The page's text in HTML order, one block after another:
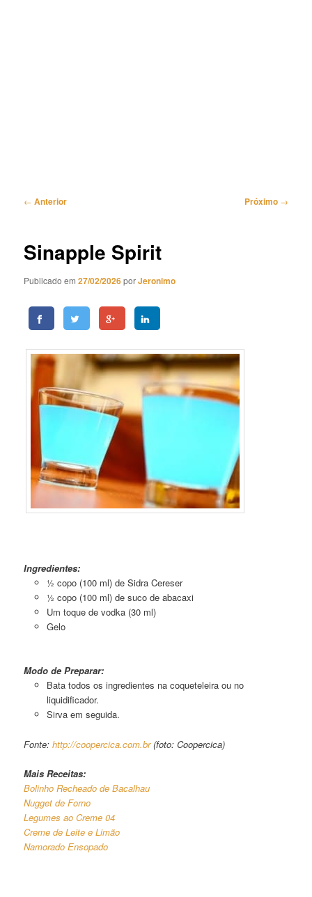
Navegação
← Anterior Próximo →
Sinapple Spirit
Publicado em27/02/2026porJeronimo
Ingredientes:
½ copo (100 ml) de Sidra Cereser
½ copo (100 ml) de suco de abacaxi
Um toque de vodka (30 ml)
Gelo
Modo de Preparar:
Bata todos os ingredientes na coqueteleira ou no
liquidificador.
Sirva em seguida.
Fonte:http://coopercica.com.br(foto: Coopercica)
Mais Receitas:
Bolinho Recheado de Bacalhau
Nugget de Forno
Legumes ao Creme 04
Creme de Leite e Limão
Namorado Ensopado